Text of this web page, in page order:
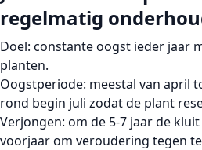
regelmatig
Doel: constante oogst ieder jaar
planten.
Oogstperiode: meestal van april
rond begin juli zodat de plant
Verjongen: om de 5-7 jaar de
voorjaar om veroudering tegen